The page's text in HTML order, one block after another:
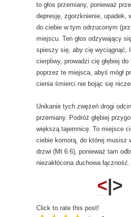
to głos przemiany, ponieważ
depresję, zgorzknienie, upadek,
do ciebie w tym odrzuconym
miejscu. Ten głos odzywający
spieszy się, aby cię wyciągnąć,
cierpliwy, prowadzi cię głębiej
poprzez te miejsca, abyś mógł
cienia śmierci nie bojąc się
Unikanie tych zwężeń drogi
przemiany. Podróż głębiej
większą tajemnicę. To miejsce
ciebie komorą, do której musisz
drzwi (Mt 6:6), ponieważ tam
niezakłócona duchowa łączność.
<|>
Click to rate this post!